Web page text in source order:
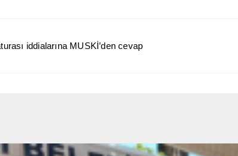
iddialarına MUSKİ’den cevap